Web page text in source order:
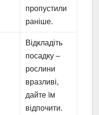
пропустили
раніше.
Відкладіть
посадку –
рослини
вразливі,
дайте їм
відпочити.